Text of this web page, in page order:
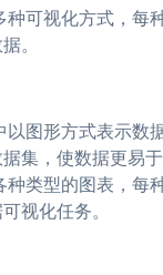
可视化方式，每
。
图形方式表示数
集，使数据更易于
类型的图表，每
视化任务。